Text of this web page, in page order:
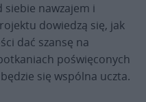
siebie nawzajem i
dowiedzą się, jak
dać szansę na
poświęconych
się wspólna uczta.